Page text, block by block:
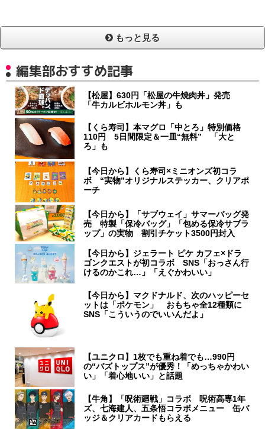
もっと見る
編集部おすすめ記事
【松屋】630円「松屋の牛焼肉丼」発売
「牛カルビホルモン丼」も
【くら寿司】本マグロ「中とろ」特別価格
110円 5日間限定＆一皿“無料” 「大と
ろ」も
【今日から】くら寿司×ミニオンズ初コラ
ボ “実物”オリジナルステッカー、クリアポ
ーチ
【今日から】「サブウェイ」サマーバッグ発
売 特製「保冷バッグ」「包める保冷サブラ
ップ」の実物 割引チケット3500円封入
【今日から】ジェラート ピケ カフェ×ドラ
ゴンクエストが初コラボ SNS「おっさん行
けるのかこれ…」「えぐかわいい」
【今日から】マクドナルド、次のハッピーセ
ットは「ポケモン」 おもちゃ全12種類に
SNS「こういうのでいいんだよ」
【ユニクロ】1枚でも重ね着でも…990円
の“バズトップス”が優秀！「めっちゃかわい
い」「着心地いい」と話題
【牛角】「呪術廻戦」コラボ 呪術高専1年
ズ、七海建人、五条悟コラボメニュー 缶バ
ッジ＆クリアカードもらえる